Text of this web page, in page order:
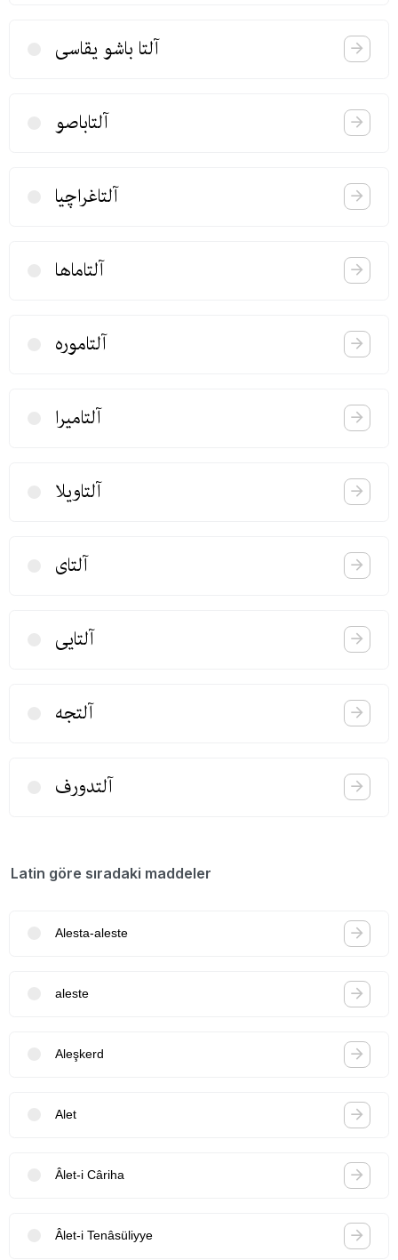
آلتا باشو‌ یقاسی
آلتاباصو
آلتاغراچیا
آلتاماها
آلتاموره
آلتامیرا
آلتاویلا
آلتای
آلتایی
آلتجه
آلتدورف
Latin göre sıradaki maddeler
Alesta-aleste
aleste
Aleşkerd
Alet
Âlet-i Câriha
Âlet-i Tenâsüliyye